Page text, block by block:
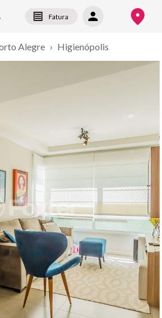
Fatura
Alegre › Higienópolis